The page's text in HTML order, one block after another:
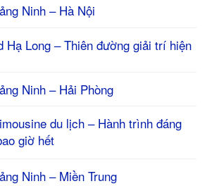
Ninh – Hà Nội
Hạ Long – Thiên đường giải trí hiện
Ninh – Hải Phòng
du lịch – Hành trình đáng
giờ hết
Ninh – Miền Trung